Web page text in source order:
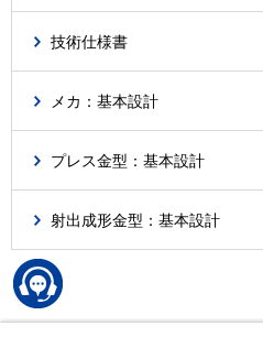
技術仕様書
メカ：基本設計
プレス金型：基本設計
射出成形金型：基本設計